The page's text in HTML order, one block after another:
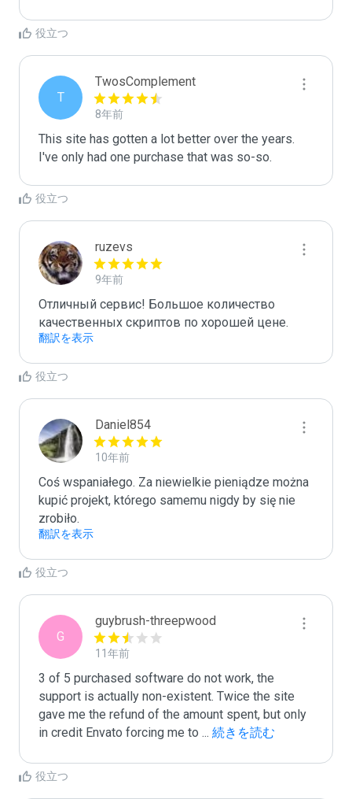
役立つ
T
TwosComplement
8年前
This site has gotten a lot better over the years.
I've only had one purchase that was so-so.
役立つ
ruzevs
9年前
Отличный сервис! Большое количество
качественных скриптов по хорошей цене.
翻訳を表示
役立つ
Daniel854
10年前
Coś wspaniałego. Za niewielkie pieniądze można
kupić projekt, którego samemu nigdy by się nie
zrobiło.
翻訳を表示
役立つ
G
guybrush-threepwood
11年前
3 of 5 purchased software do not work, the
support is actually non-existent. Twice the site
gave me the refund of the amount spent, but only
in credit Envato forcing me to ... 続きを読む
役立つ